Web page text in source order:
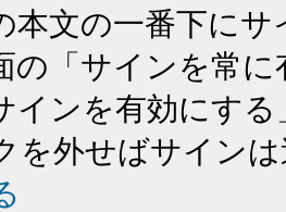
本文の一番下に
の「サインを常
インを有効にす
を外せばサイン